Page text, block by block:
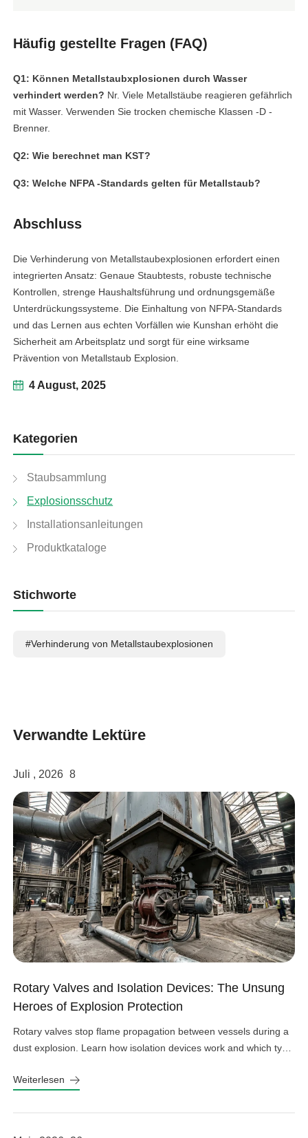
4 August, 2025
Kategorien
Staubsammlung
Explosionsschutz
Installationsanleitungen
Produktkataloge
Stichworte
#Verhinderung von Metallstaubexplosionen
Häufig gestellte Fragen (FAQ)
Q1: Können Metallstaubxplosionen durch Wasser
verhindert werden? Nr. Viele Metallstäube reagieren gefährlich
mit Wasser. Verwenden Sie trocken chemische Klassen -D -
Brenner.
Q2: Wie berechnet man KST?
Q3: Welche NFPA -Standards gelten für Metallstaub?
Abschluss
Die Verhinderung von Metallstaubexplosionen erfordert einen
integrierten Ansatz: Genaue Staubtests, robuste technische
Kontrollen, strenge Haushaltsführung und ordnungsgemäße
Unterdrückungssysteme. Die Einhaltung von NFPA-Standards
und das Lernen aus echten Vorfällen wie Kunshan erhöht die
Sicherheit am Arbeitsplatz und sorgt für eine wirksame
Prävention von Metallstaub Explosion.
Verwandte Lektüre
Juli , 2026 8
Rotary Valves and Isolation Devices: The Unsung
Heroes of Explosion Protection
Rotary valves stop flame propagation between vessels during a
dust explosion. Learn how isolation devices work and which type
Weiterlesen